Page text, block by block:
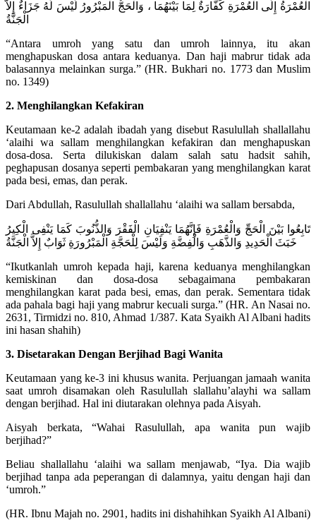
الْعُمْرَةُ إِلَى الْعُمْرَةِ كَفَّارَةٌ لِمَا بَيْنَهُمَا ، وَالْحَجُّ الْمَبْرُورُ لَيْسَ لَهُ جَزَاءٌ إِلاَّ
الْجَنَّةُ
“Antara umroh yang satu dan umroh lainnya, itu akan
menghapuskan dosa antara keduanya. Dan haji mabrur tidak ada
balasannya melainkan surga.” (HR. Bukhari no. 1773 dan Muslim
no. 1349)
2. Menghilangkan Kefakiran
Keutamaan ke-2 adalah ibadah yang disebut Rasulullah shallallahu
‘alaihi wa sallam menghilangkan kefakiran dan menghapuskan
dosa-dosa. Serta dilukiskan dalam salah satu hadsit sahih,
peghapusan dosanya seperti pembakaran yang menghilangkan karat
pada besi, emas, dan perak.
Dari Abdullah, Rasulullah shallallahu ‘alaihi wa sallam bersabda,
تَابِعُوا بَيْنَ الْحَجِّ وَالْعُمْرَةِ فَإِنَّهُمَا يَنْفِيَانِ الْفَقْرَ وَالذُّنُوبَ كَمَا يَنْفِى الْكِيرُ
خَبَثَ الْحَدِيدِ وَالذَّهَبِ وَالْفِضَّةِ وَلَيْسَ لِلْحَجَّةِ الْمَبْرُورَةِ ثَوَابٌ إِلاَّ الْجَنَّةُ
“Ikutkanlah umroh kepada haji, karena keduanya menghilangkan
kemiskinan dan dosa-dosa sebagaimana pembakaran
menghilangkan karat pada besi, emas, dan perak. Sementara tidak
ada pahala bagi haji yang mabrur kecuali surga.” (HR. An Nasai no.
2631, Tirmidzi no. 810, Ahmad 1/387. Kata Syaikh Al Albani hadits
ini hasan shahih)
3. Disetarakan Dengan Berjihad Bagi Wanita
Keutamaan yang ke-3 ini khusus wanita. Perjuangan jamaah wanita
saat umroh disamakan oleh Rasulullah slallahu’alayhi wa sallam
dengan berjihad. Hal ini diutarakan olehnya pada Aisyah.
Aisyah berkata, “Wahai Rasulullah, apa wanita pun wajib
berjihad?”
Beliau shallallahu ‘alaihi wa sallam menjawab, “Iya. Dia wajib
berjihad tanpa ada peperangan di dalamnya, yaitu dengan haji dan
‘umroh.”
(HR. Ibnu Majah no. 2901, hadits ini dishahihkan Syaikh Al Albani)